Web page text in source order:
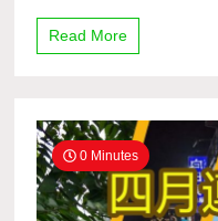
Read More
0 Minutes